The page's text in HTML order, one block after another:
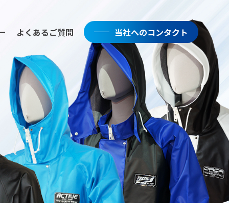
よくあるご質問 当社へのコンタクト